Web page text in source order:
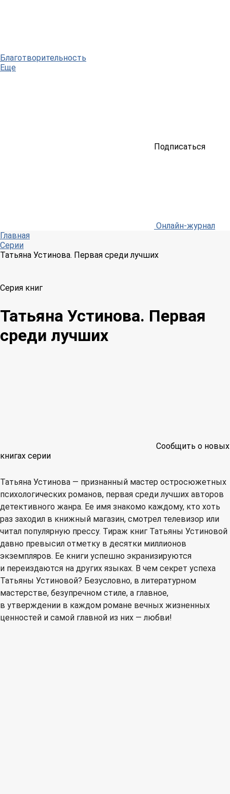
Благотворительность
Еще
Подписаться
Онлайн-журнал
Главная
Серии
Татьяна Устинова. Первая среди лучших
Серия книг
Татьяна Устинова. Первая
среди лучших
Сообщить о новых
книгах серии
Татьяна Устинова — признанный мастер остросюжетных
психологических романов, первая среди лучших авторов
детективного жанра. Ее имя знакомо каждому, кто хоть
раз заходил в книжный магазин, смотрел телевизор или
читал популярную прессу. Тираж книг Татьяны Устиновой
давно превысил отметку в десятки миллионов
экземпляров. Ее книги успешно экранизируются
и переиздаются на других языках. В чем секрет успеха
Татьяны Устиновой? Безусловно, в литературном
мастерстве, безупречном стиле, а главное,
в утверждении в каждом романе вечных жизненных
ценностей и самой главной из них — любви!